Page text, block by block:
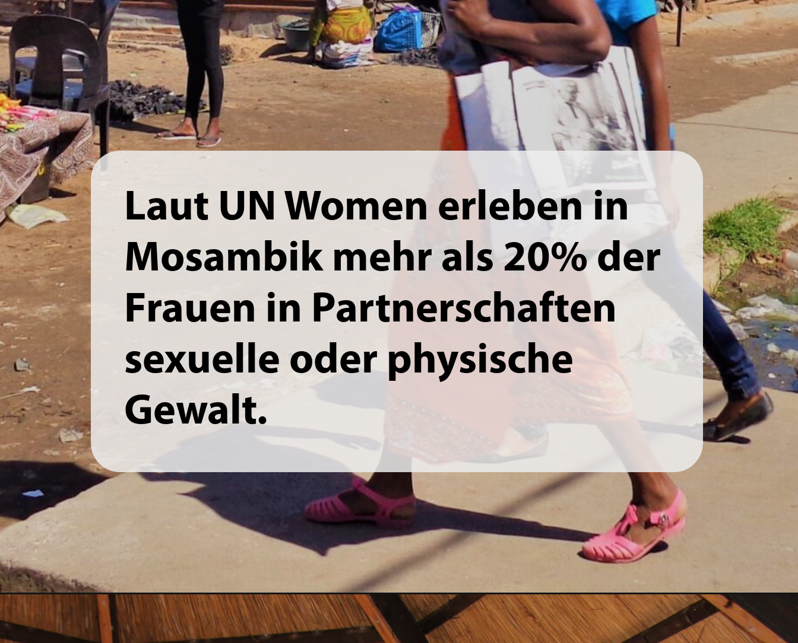
Laut UN Women erleben in
Mosambik mehr als 20% der
Frauen in Partnerschaften
sexuelle oder physische
Gewalt.